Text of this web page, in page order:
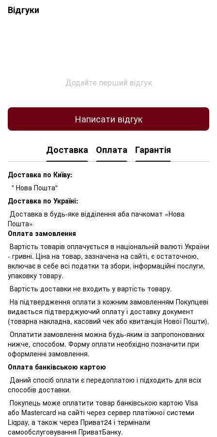
Відгуки
Додайте перший відгук
Написати відгук
Доставка Оплата Гарантія
Доставка по Київу:
" Нова Пошта"
Доставка по Україні:
Доставка в будь-яке відділення аба пачкомат «Нова
Пошта»
Оплата замовлення
Вартість товарів оплачується в національній валюті України
- гривні. Ціна на товар, зазначена на сайті, є остаточною,
включає в себе всі податки та збори, інформаційні послуги,
упаковку товару.
Вартість доставки не входить у вартість товару.
На підтвердження оплати з кожним замовленням Покупцеві
видається підтверджуючий оплату і доставку документ
(товарна накладна, касовий чек або квитанція Нової Пошти).
Оплатити замовлення можна будь-яким із запропонованих
нижче, способом. Форму оплати необхідно позначити при
оформленні замовлення.
Оплата банківською картою
Даний спосіб оплати є передоплатою і підходить для всіх
способів доставки.
Покупець може оплатити товар банківською картою Visa
або Mastercard на сайті через сервер платіжної системи
Liqpay, а також через Приват24 і термінали
самообслуговування ПриватБанку.